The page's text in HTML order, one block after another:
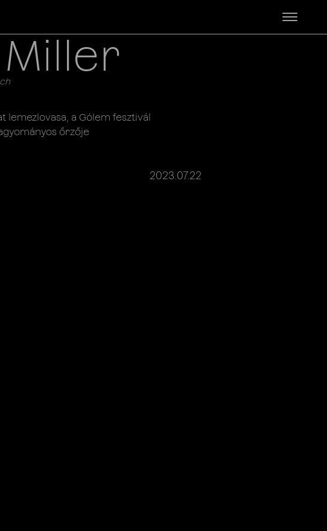
lemezlovasa, a Gólem fesztivál
őrzője
2023.07.22